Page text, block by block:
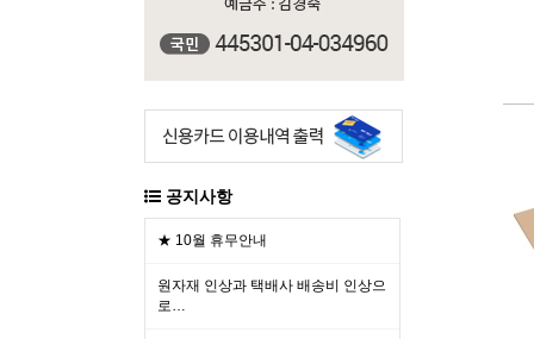
공지사항
★ 10월 휴무안내
원자재 인상과 택배사 배송비 인상으
로…